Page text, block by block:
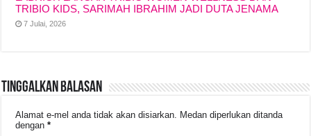
TRIBIO KIDS, SARIMAH IBRAHIM JADI DUTA JENAMA
7 Julai, 2026
Tinggalkan Balasan
Alamat e-mel anda tidak akan disiarkan. Medan diperlukan ditanda
dengan*